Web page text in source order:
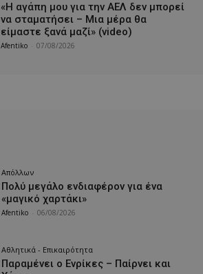
«Η αγάπη μου για την ΑΕΛ δεν μπορεί
να σταματήσει – Μια μέρα θα
είμαστε ξανά μαζί» (video)
Afentiko 07/08/2026
Απόλλων
Πολύ μεγάλο ενδιαφέρον για ένα
«μαγικό χαρτάκι»
Afentiko 06/08/2026
Αθλητικά - Επικαιρότητα
Παραμένει ο Ενρίκες – Παίρνει και